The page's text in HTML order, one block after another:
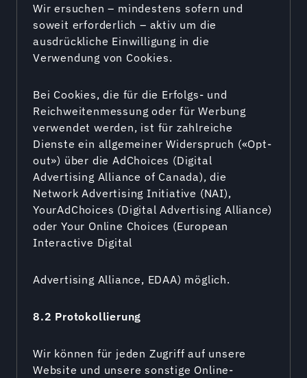
Wir ersuchen – mindestens sofern und
soweit erforderlich – aktiv um die
ausdrückliche Einwilligung in die
Verwendung von Cookies.
Bei Cookies, die für die Erfolgs- und
Reichweitenmessung oder für Werbung
verwendet werden, ist für zahlreiche
Dienste ein allgemeiner Widerspruch («Opt-
out») über die AdChoices (Digital
Advertising Alliance of Canada), die
Network Advertising Initiative (NAI),
YourAdChoices (Digital Advertising Alliance)
oder Your Online Choices (European
Interactive Digital
Advertising Alliance, EDAA) möglich.
8.2 Protokollierung
Wir können für jeden Zugriff auf unsere
Website und unsere sonstige Online-